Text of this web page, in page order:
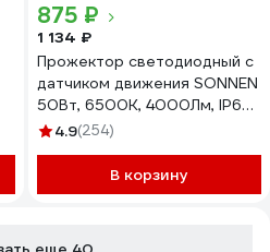
875 ₽
1 134 ₽
Прожектор светодиодный с
датчиком движения SONNEN
50Вт, 6500К, 4000Лм, IP65,
187x176x51мм, черный,
4.9(254)
В корзину